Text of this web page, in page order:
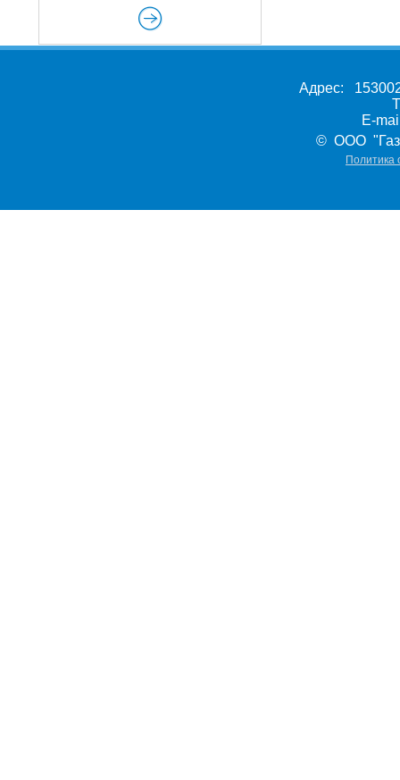
Адрес:
E-
© ООО
Политика